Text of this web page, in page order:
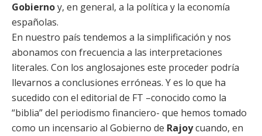
Gobiernoy, en general, a la política y la economía
españolas.
En nuestro país tendemos a la simplificación y nos
abonamos con frecuencia a las interpretaciones
literales. Con los anglosajones este proceder podría
llevarnos a conclusiones erróneas. Y es lo que ha
sucedido con el editorial de FT –conocido como la
“biblia” del periodismo financiero- que hemos tomado
como un incensario al Gobierno de Rajoycuando, en